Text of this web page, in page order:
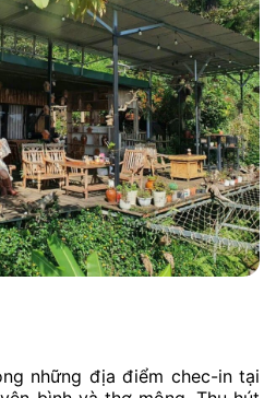
những địa điểm chec-in tại